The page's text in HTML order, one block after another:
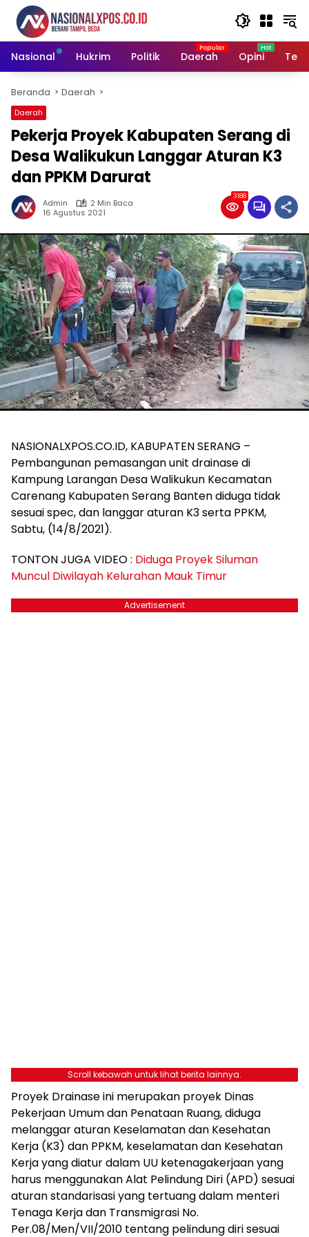
Langsung
konten
Nasional
Hukrim Politik Daerah Opini
Beranda Daerah
Daerah
Pekerja Proyek Kabupaten Serang di
Desa Walikukun Langgar Aturan K3
dan PPKM Darurat
Admin
2 Min Baca
16 Agustus 2021
3188
NASIONALXPOS.CO.ID, KABUPATEN SERANG –
Pembangunan pemasangan unit drainase di
Kampung Larangan Desa Walikukun Kecamatan
Carenang Kabupaten Serang Banten diduga tidak
sesuai spec, dan langgar aturan K3 serta PPKM,
Sabtu, (14/8/2021).
TONTON JUGA VIDEO : Diduga Proyek Siluman
Muncul Diwilayah Kelurahan Mauk Timur
Advertisement
Scroll kebawah untuk lihat berita lainnya.
Proyek Drainase ini merupakan proyek Dinas
Pekerjaan Umum dan Penataan Ruang, diduga
melanggar aturan Keselamatan dan Kesehatan
Kerja (K3) dan PPKM, keselamatan dan Kesehatan
Kerja yang diatur dalam UU ketenagakerjaan yang
harus menggunakan Alat Pelindung Diri (APD) sesuai
aturan standarisasi yang tertuang dalam menteri
Tenaga Kerja dan Transmigrasi No.
Per.08/Men/VII/2010 tentang pelindung diri sesuai